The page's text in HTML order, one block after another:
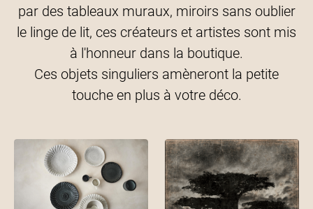
par des tableaux muraux, miroirs sans oublier
le linge de lit, ces créateurs et artistes sont mis
à l'honneur dans la boutique.
Ces objets singuliers amèneront la petite
touche en plus à votre déco.